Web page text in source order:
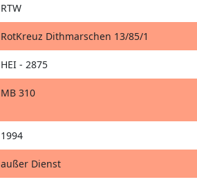
RTW
RotKreuz Dithmarschen 13/85/1
HEI - 2875
MB 310
1994
außer Dienst